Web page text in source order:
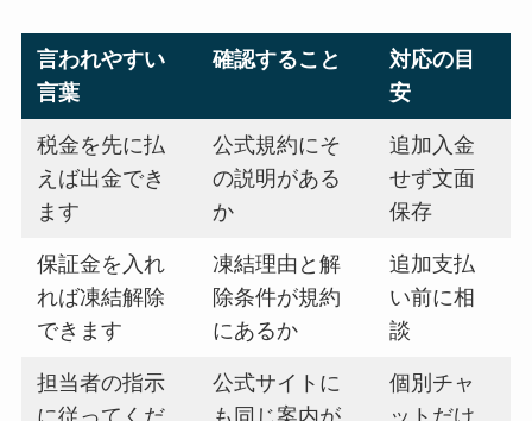
言われやすい
言葉
確認すること
対応の目
安
税金を先に払
えば出金でき
ます
公式規約にそ
の説明がある
か
追加入金
せず文面
保存
保証金を入れ
れば凍結解除
できます
凍結理由と解
除条件が規約
にあるか
追加支払
い前に相
談
担当者の指示
公式サイトに
個別チャ